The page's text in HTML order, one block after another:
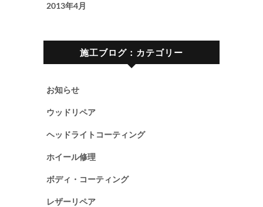
2013年4月
施工ブログ：カテゴリー
お知らせ
ウッドリペア
ヘッドライトコーティング
ホイール修理
ボディ・コーティング
レザーリペア